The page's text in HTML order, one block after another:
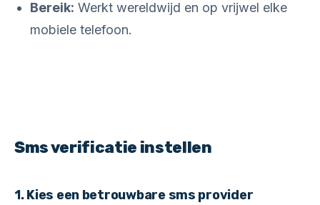
Bereik: Werkt wereldwijd en op vrijwel elke
mobiele telefoon.
Sms verificatie instellen
1. Kies een betrouwbare sms provider